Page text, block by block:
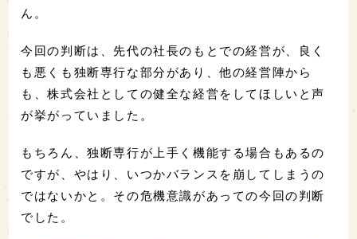
ん。
今回の判断は、先代の社長のもとでの経営が、良く
も悪くも独断専行な部分があり、他の経営陣から
も、株式会社としての健全な経営をしてほしいと声
が挙がっていました。
もちろん、独断専行が上手く機能する場合もあるの
ですが、やはり、いつかバランスを崩してしまうの
ではないかと。その危機意識があっての今回の判断
でした。